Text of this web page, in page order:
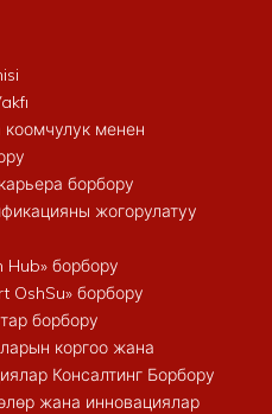
менен
борбору
жогорулатуу
Hub» борбору
OshSu» борбору
борбору
коргоо жана
Консалтинг Борбору
жана инновациялар